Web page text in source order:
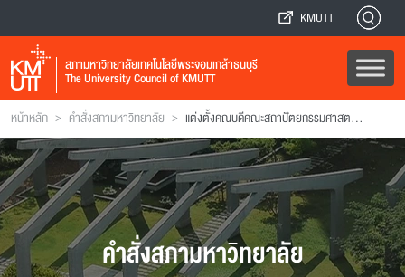
KMUTT
สภามหาวิทยาลัยเทคโนโลยีพระจอมเกล้าธนบุรี
The University Council of KMUTT
หน้าหลัก > คำสั่งสภามหาวิทยาลัย > แต่งตั้งคณบดีคณะสถาปัตยกรรมศาสตร์และการออกแบบ
คำสั่งสภามหาวิทยาลัย